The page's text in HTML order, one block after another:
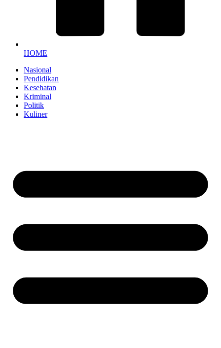
HOME
Nasional
Pendidikan
Kesehatan
Kriminal
Politik
Kuliner